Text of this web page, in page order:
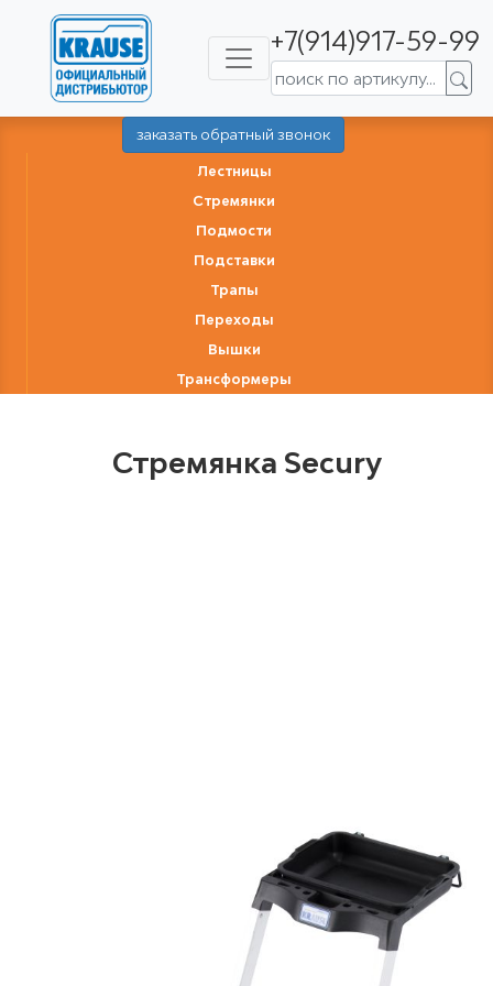
+7(914)917-59-99
заказать обратный звонок
Лестницы
Стремянки
Подмости
Подставки
Трапы
Переходы
Вышки
Трансформеры
Стремянка Secury